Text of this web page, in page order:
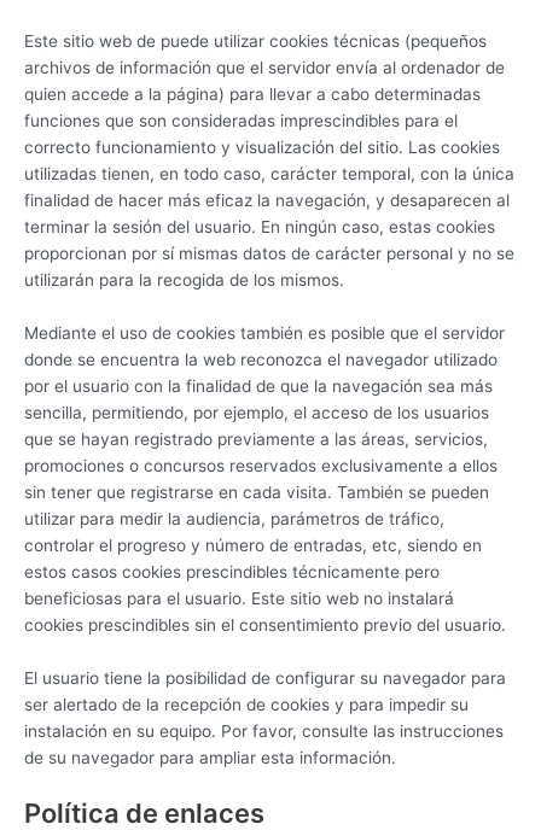
Este sitio web de puede utilizar cookies técnicas (pequeños
archivos de información que el servidor envía al ordenador de
quien accede a la página) para llevar a cabo determinadas
funciones que son consideradas imprescindibles para el
correcto funcionamiento y visualización del sitio. Las cookies
utilizadas tienen, en todo caso, carácter temporal, con la única
finalidad de hacer más eficaz la navegación, y desaparecen al
terminar la sesión del usuario. En ningún caso, estas cookies
proporcionan por sí mismas datos de carácter personal y no se
utilizarán para la recogida de los mismos.
Mediante el uso de cookies también es posible que el servidor
donde se encuentra la web reconozca el navegador utilizado
por el usuario con la finalidad de que la navegación sea más
sencilla, permitiendo, por ejemplo, el acceso de los usuarios
que se hayan registrado previamente a las áreas, servicios,
promociones o concursos reservados exclusivamente a ellos
sin tener que registrarse en cada visita. También se pueden
utilizar para medir la audiencia, parámetros de tráfico,
controlar el progreso y número de entradas, etc, siendo en
estos casos cookies prescindibles técnicamente pero
beneficiosas para el usuario. Este sitio web no instalará
cookies prescindibles sin el consentimiento previo del usuario.
El usuario tiene la posibilidad de configurar su navegador para
ser alertado de la recepción de cookies y para impedir su
instalación en su equipo. Por favor, consulte las instrucciones
de su navegador para ampliar esta información.
Política de enlaces